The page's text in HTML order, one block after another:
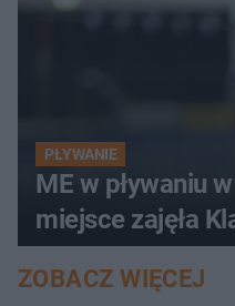
PŁYWANIE
ME w pływaniu
miejsce zajęła
ZOBACZ WIĘCEJ